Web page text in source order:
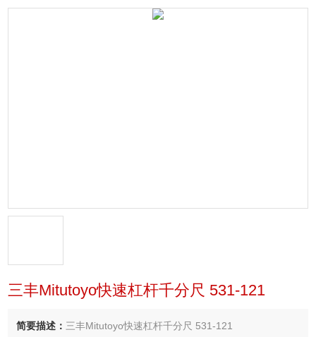
三丰Mitutoyo快速杠杆千分尺 531-121
简要描述： 三丰Mitutoyo快速杠杆千分尺 531-121